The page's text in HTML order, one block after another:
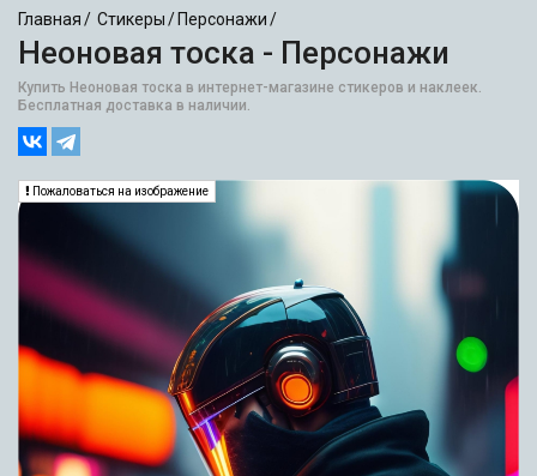
Главная Стикеры Персонажи
Неоновая тоска - Персонажи
Купить Неоновая тоска в интернет-магазине стикеров и наклеек.
Бесплатная доставка в наличии.
Пожаловаться на изображение